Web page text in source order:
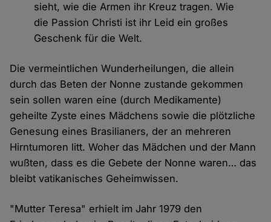
sieht, wie die Armen ihr Kreuz tragen. Wie
die Passion Christi ist ihr Leid ein großes
Geschenk für die Welt.
Die vermeintlichen Wunderheilungen, die allein
durch das Beten der Nonne zustande gekommen
sein sollen waren eine (durch Medikamente)
geheilte Zyste eines Mädchens sowie die plötzliche
Genesung eines Brasilianers, der an mehreren
Hirntumoren litt. Woher das Mädchen und der Mann
wußten, dass es die Gebete der Nonne waren… das
bleibt vatikanisches Geheimwissen.
"Mutter Teresa" erhielt im Jahr 1979 den